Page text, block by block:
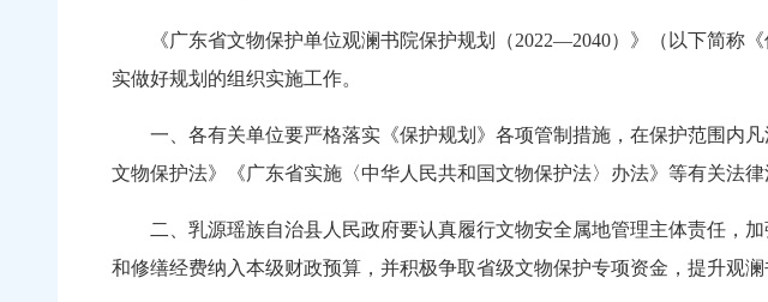
《广东省文物保护单位观澜书院保护规划（2022—2040）》（以下简称《
实做好规划的组织实施工作。
一、各有关单位要严格落实《保护规划》各项管制措施，在保护范围内凡
文物保护法》《广东省实施〈中华人民共和国文物保护法〉办法》等有关法
二、乳源瑶族自治县人民政府要认真履行文物安全属地管理主体责任，加
和修缮经费纳入本级财政预算，并积极争取省级文物保护专项资金，提升观澜